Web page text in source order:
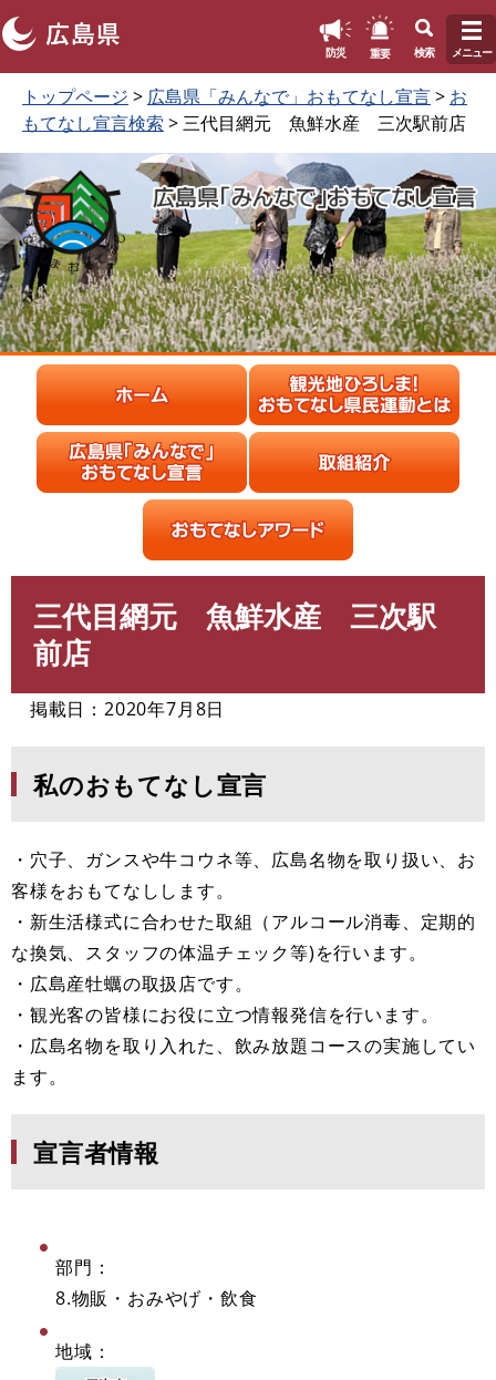
ペ
の
先
頭
で
す
。
本
読
む
防災 重要 検索 メニュー
トップページ > 広島県「みんなで」おもてなし宣言> お
もてなし宣言検索 > 三代目網元 魚鮮水産 三次駅前店
三代目網元 魚鮮水産 三次駅
前店
掲載日：2020年7月8日
私のおもてなし宣言
・穴子、ガンスや牛コウネ等、広島名物を取り扱い、お
客様をおもてなしします。
・新生活様式に合わせた取組（アルコール消毒、定期的
な換気、スタッフの体温チェック等)を行います。
・広島産牡蠣の取扱店です。
・観光客の皆様にお役に立つ情報発信を行います。
・広島名物を取り入れた、飲み放題コースの実施してい
ます。
宣言者情報
部門：
8.物販・おみやげ・飲食
地域：